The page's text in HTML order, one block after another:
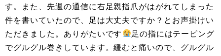
す。また、先週の通信に右足親指爪がはがれてしまった
件を書いていたので、足は大丈夫ですか？とお声掛けい
ただきました。ありがたいです
足の指にはテーピング
でグルグル巻きしています。緩むと痛いので、グルグル